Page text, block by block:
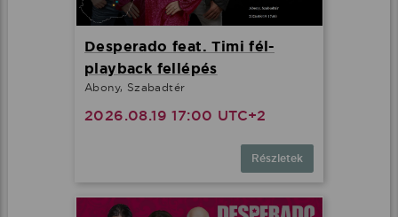
Desperado feat. Timi fél-
playback fellépés
Abony, Szabadtér
2026.08.19 17:00 UTC+2
Részletek